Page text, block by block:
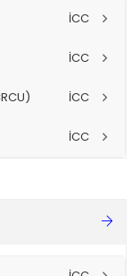
İCC
İCC
İCC
İCC